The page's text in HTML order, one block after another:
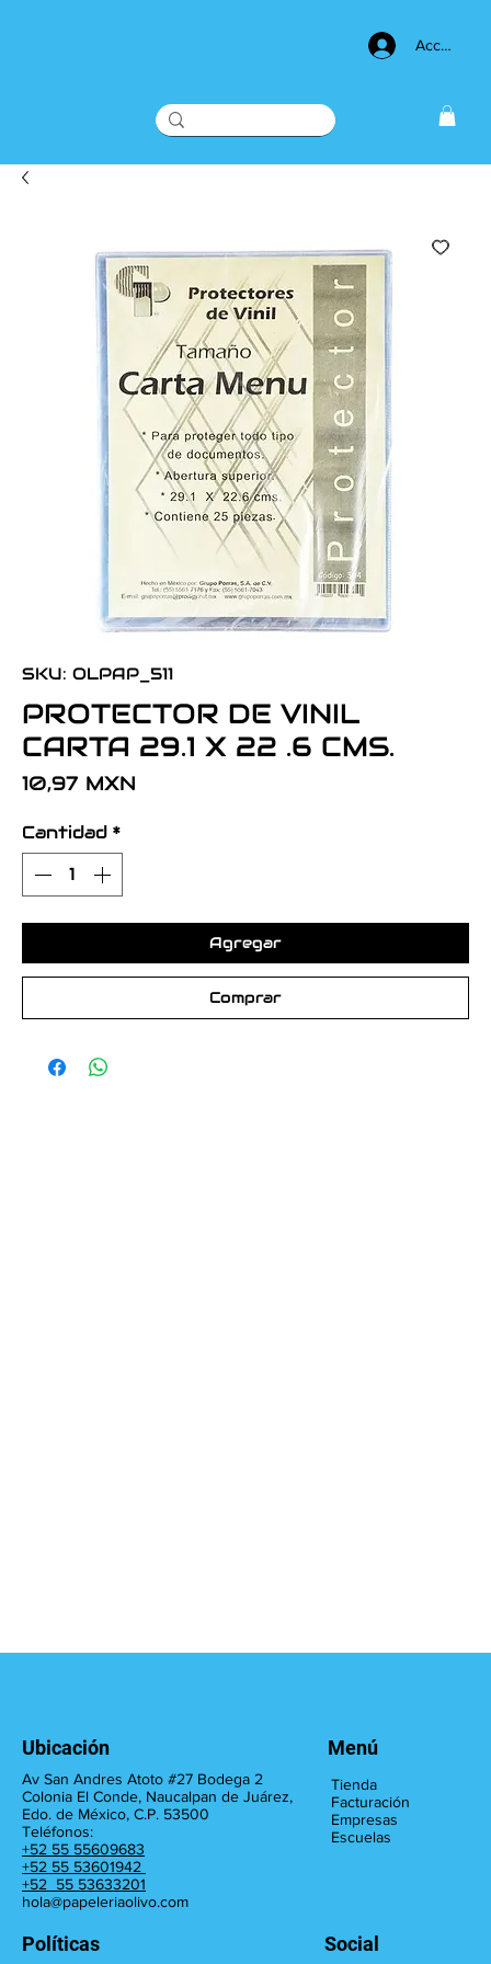
Acceso
SKU: OLPAP_511
PROTECTOR DE VINIL
CARTA 29.1 X 22 .6 CMS.
10,97 MXN
Cantidad *
Agregar
Comprar
Av San Andres Atoto #27 Bodega 2
Colonia El Conde, Naucalpan de Juárez,
Edo. de México, C.P. 53500
Teléfonos:
+52 55 55609683
+52 55 53601942
+52 55 53633201
hola@papeleriaolivo.com
Ubicación
Políticas Social
Tienda
Facturación
Empresas
Escuelas
Menú